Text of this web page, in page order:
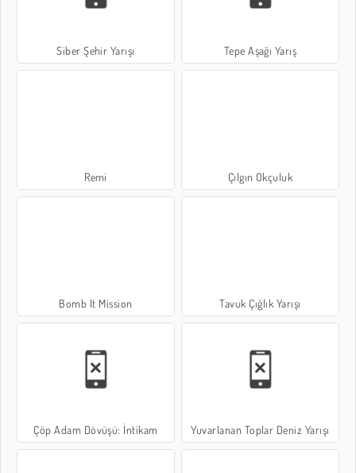
Siber Şehir Yarışı Tepe Aşağı Yarış
Remi Çılgın Okçuluk
Bomb It Mission Tavuk Çığlık Yarışı
Çöp Adam Dövüşü: İntikam Yuvarlanan Toplar Deniz Yarışı